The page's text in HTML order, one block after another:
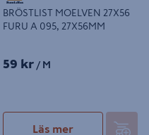
BRÖSTLIST MOELVEN 27X56
FURU A 095, 27X56MM
59 kr / M
Läs mer